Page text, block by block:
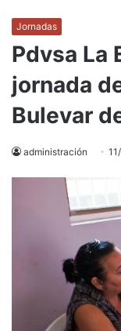
Jornadas
Pdvsa La
jornada
Bulevar
administración